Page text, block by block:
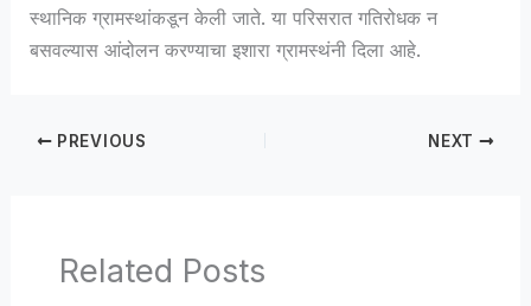
स्थानिक ग्रामस्थांकडून केली जाते. या परिसरात गतिरोधक न
बसवल्यास आंदोलन करण्याचा इशारा ग्रामस्थंनी दिला आहे.
PREVIOUS NEXT
Related Posts